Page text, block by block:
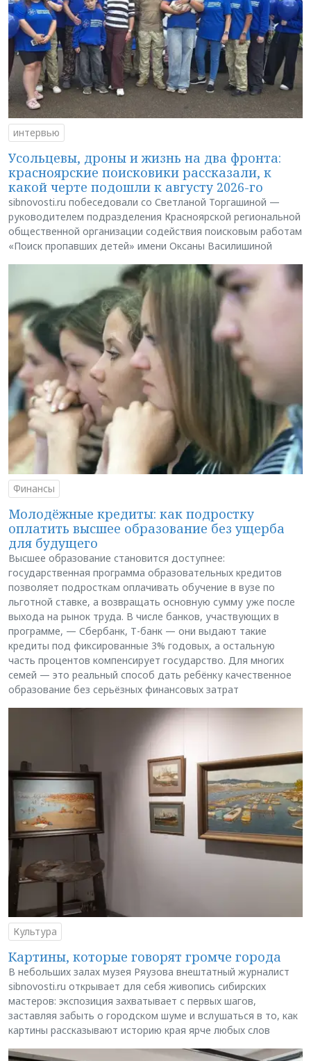
интервью
Усольцевы, дроны и жизнь на два фронта:
красноярские поисковики рассказали, к
какой черте подошли к августу 2026-го
sibnovosti.ru побеседовали со Светланой Торгашиной —
руководителем подразделения Красноярской региональной
общественной организации содействия поисковым работам
«Поиск пропавших детей» имени Оксаны Василишиной
Финансы
Молодёжные кредиты: как подростку
оплатить высшее образование без ущерба
для будущего
Высшее образование становится доступнее:
государственная программа образовательных кредитов
позволяет подросткам оплачивать обучение в вузе по
льготной ставке, а возвращать основную сумму уже после
выхода на рынок труда. В числе банков, участвующих в
программе, — Сбербанк, Т-банк — они выдают такие
кредиты под фиксированные 3% годовых, а остальную
часть процентов компенсирует государство. Для многих
семей — это реальный способ дать ребёнку качественное
образование без серьёзных финансовых затрат
Культура
Картины, которые говорят громче города
В небольших залах музея Ряузова внештатный журналист
sibnovosti.ru открывает для себя живопись сибирских
мастеров: экспозиция захватывает с первых шагов,
заставляя забыть о городском шуме и вслушаться в то, как
картины рассказывают историю края ярче любых слов